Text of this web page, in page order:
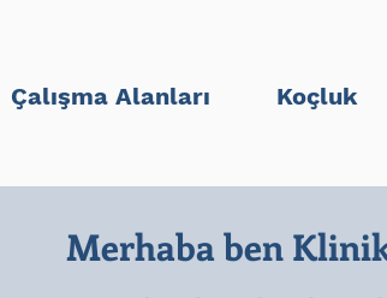
Çalışma Alanları Koçluk
Merhaba ben